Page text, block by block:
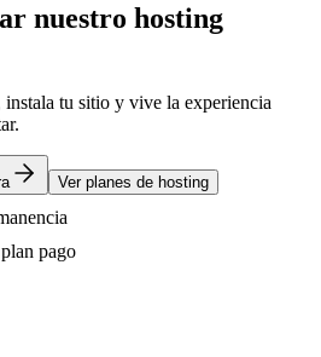
nuestro hosting
tu sitio y vive la experiencia
Ver planes de hosting
pago